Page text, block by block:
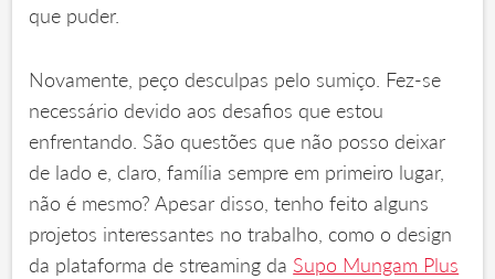
que puder.
Novamente, peço desculpas pelo sumiço. Fez-se
necessário devido aos desafios que estou
enfrentando. São questões que não posso deixar
de lado e, claro, família sempre em primeiro lugar,
não é mesmo? Apesar disso, tenho feito alguns
projetos interessantes no trabalho, como o design
da plataforma de streaming da Supo Mungam Plus